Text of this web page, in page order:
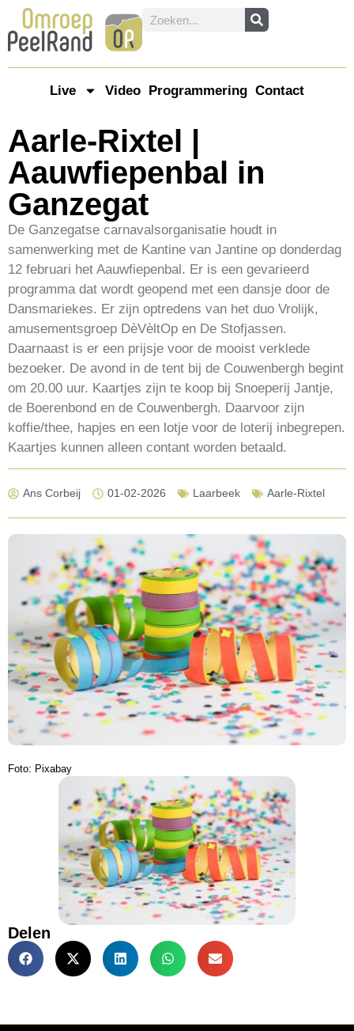
Live Video Programmering Contact
Aarle-Rixtel |
Aauwfiepenbal in
Ganzegat
De Ganzegatse carnavalsorganisatie houdt in
samenwerking met de Kantine van Jantine op donderdag
12 februari het Aauwfiepenbal. Er is een gevarieerd
programma dat wordt geopend met een dansje door de
Dansmariekes. Er zijn optredens van het duo Vrolijk,
amusementsgroep DèVèltOp en De Stofjassen.
Daarnaast is er een prijsje voor de mooist verklede
bezoeker. De avond in de tent bij de Couwenbergh begint
om 20.00 uur. Kaartjes zijn te koop bij Snoeperij Jantje,
de Boerenbond en de Couwenbergh. Daarvoor zijn
koffie/thee, hapjes en een lotje voor de loterij inbegrepen.
Kaartjes kunnen alleen contant worden betaald.
Ans Corbeij 01-02-2026 Laarbeek Aarle-Rixtel
Foto: Pixabay
Delen